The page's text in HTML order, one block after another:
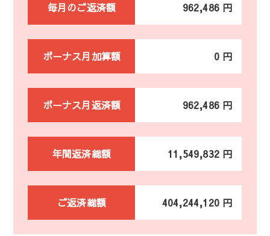
毎月のご返済額 962,486 円
ボーナス月加算額 0 円
ボーナス月返済額 962,486 円
年間返済総額 11,549,832 円
ご返済総額 404,244,120 円